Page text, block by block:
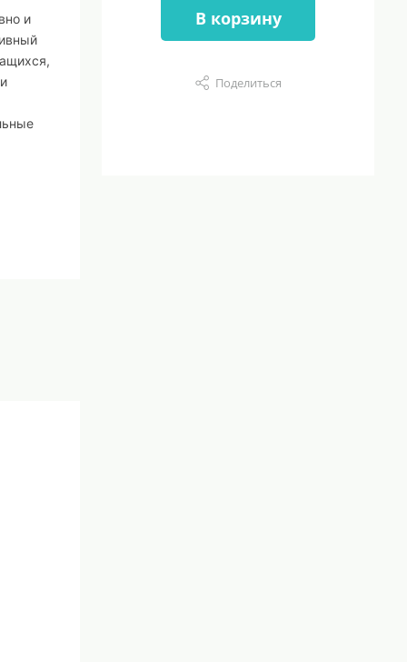
и
В корзину
Поделиться